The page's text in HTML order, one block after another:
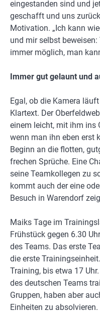
eingestanden sind und
geschafft und uns
Motivation. „Ich kann
und mir selbst
immer möglich, man
Immer gut gelaunt und
Egal, ob die Kamera
Klartext. Der
einem leicht, mit ihm ins
wenn man ihn eben erst
Beginn an die flotten,
frechen Sprüche. Eine
seine Teamkollegen zu
kommt auch der eine
Besuch in Warendorf
Maiks Tage im
Frühstück gegen 6.30
des Teams. Das erste
die erste
Training, bis etwa 17
des deutschen Teams
Gruppen, haben aber
Einheiten zu